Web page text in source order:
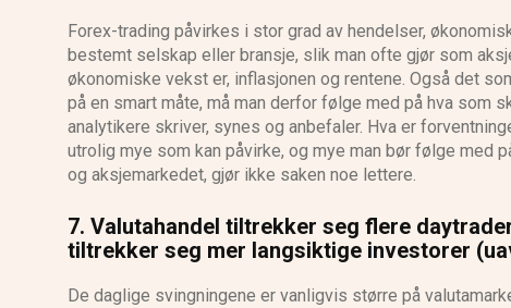
Forex-trading påvirkes i stor grad av hendelser,
bestemt selskap eller bransje, slik man ofte gjør som
økonomiske vekst er, inflasjonen og rentene. Også det
på en smart måte, må man derfor følge med på hva som
analytikere skriver, synes og anbefaler. Hva er
utrolig mye som kan påvirke, og mye man bør følge med
og aksjemarkedet, gjør ikke saken noe lettere.
7. Valutahandel tiltrekker seg flere
tiltrekker seg mer langsiktige investorer
De daglige svingningene er vanligvis større på